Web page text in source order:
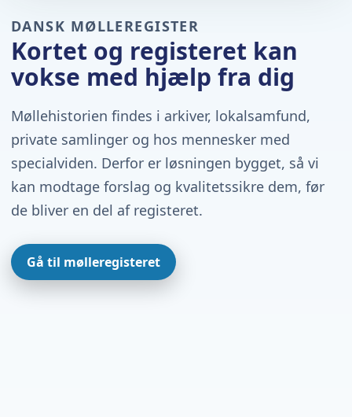
DANSK MØLLEREGISTER
Kortet og registeret kan
vokse med hjælp fra dig
Møllehistorien findes i arkiver, lokalsamfund,
private samlinger og hos mennesker med
specialviden. Derfor er løsningen bygget, så vi
kan modtage forslag og kvalitetssikre dem, før
de bliver en del af registeret.
Gå til mølleregisteret